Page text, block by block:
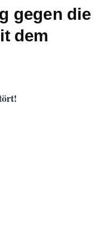
gegen die
dem